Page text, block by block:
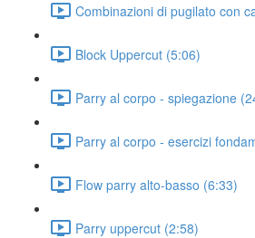
Combinazioni di pugilato con
Block Uppercut (5:06)
Parry al corpo - spiegazione
Parry al corpo - esercizi
Flow parry alto-basso (6:33)
Parry uppercut (2:58)